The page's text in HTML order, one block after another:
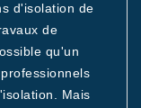
d'isolation de
de
qu'un
Mais